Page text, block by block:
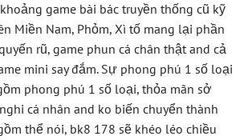
game bài bác truyền thống cũ kỹ
Miền Nam, Phỏm, Xì tố mang lại phần
rũ, game phun cá chân thật and cả
mini say đắm. Sự phong phú 1 số loại
phong phú 1 số loại, thỏa mãn sở
cá nhân and ko biến chuyển thành
thể nói, bk8 178 sẽ khéo léo chiều